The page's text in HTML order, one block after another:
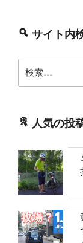
サイト内
索:
人気の投